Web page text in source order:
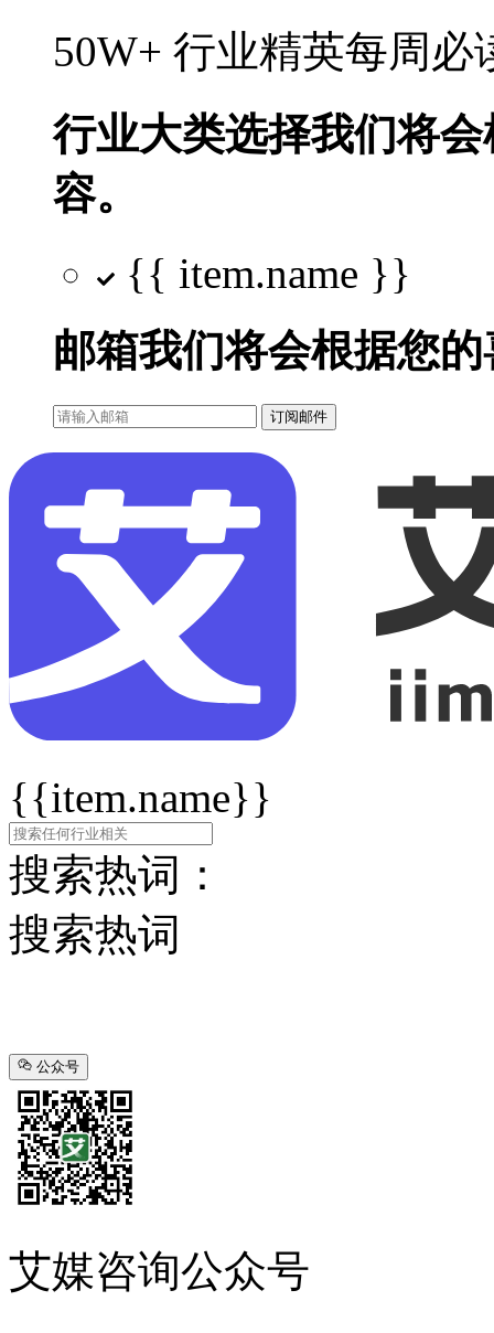
50W+ 行业精英每周
行业大类选择我们将
容。
{{ item.name }}
邮箱我们将会根据您
订阅邮件
{{item.name}}
搜索热词：
搜索热词
公众号
艾媒咨询公众号